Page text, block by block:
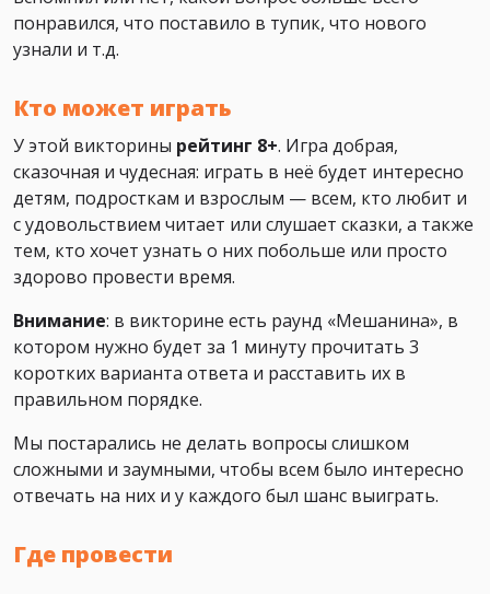
понравился, что поставило в тупик, что нового
узнали и т.д.
Кто может играть
У этой викторины рейтинг 8+. Игра добрая,
сказочная и чудесная: играть в неё будет интересно
детям, подросткам и взрослым — всем, кто любит и
с удовольствием читает или слушает сказки, а также
тем, кто хочет узнать о них побольше или просто
здорово провести время.
Внимание: в викторине есть раунд «Мешанина», в
котором нужно будет за 1 минуту прочитать 3
коротких варианта ответа и расставить их в
правильном порядке.
Мы постарались не делать вопросы слишком
сложными и заумными, чтобы всем было интересно
отвечать на них и у каждого был шанс выиграть.
Где провести